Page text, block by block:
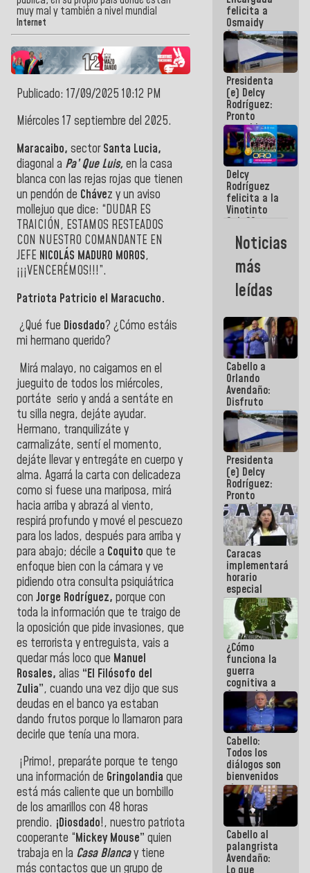
muy mal y también a nivel mundial
Internet
Publicado: 17/09/2025 10:12 PM
Miércoles 17 septiembre del 2025.
Maracaibo, sectorSanta Lucia,
diagonal a Pa’ Que Luis, en la casa
blanca con las rejas rojas que tienen
un pendón de Chávez y un aviso
mollejuo que dice: “DUDAR ES
TRAICIÓN, ESTAMOS RESTEADOS
CON NUESTRO COMANDANTE EN
JEFE NICOLÁS MADURO MOROS,
¡¡¡VENCERÉMOS!!!”.
Patriota Patricio el Maracucho.
¿Qué fue Diosdado? ¿Cómo estáis
mi hermano querido?
Mirá malayo, no caigamos en el
jueguito de todos los miércoles,
portáte serio y andá a sentáte en
tu silla negra, dejáte ayudar.
Hermano, tranquilizáte y
carmalizáte, sentí el momento,
dejáte llevar y entregáte en cuerpo y
alma. Agarrá la carta con delicadeza
como si fuese una mariposa, mirá
hacia arriba y abrazá al viento,
respirá profundo y mové el pescuezo
para los lados, después para arriba y
para abajo; décile a Coquito que te
enfoque bien con la cámara y ve
pidiendo otra consulta psiquiátrica
con Jorge Rodríguez, porque con
toda la información que te traigo de
la oposición que pide invasiones, que
es terrorista y entreguista, vais a
quedar más loco que Manuel
Rosales, alias “El Filósofo del
Zulia”, cuando una vez dijo que sus
deudas en el banco ya estaban
dando frutos porque lo llamaron para
decirle que tenía una mora.
¡Primo!, preparáte porque te tengo
una información de Gringolandia que
está más caliente que un bombillo
de los amarillos con 48 horas
prendio. ¡Diosdado!, nuestro patriota
cooperante “Mickey Mouse” quien
trabaja en la Casa Blancay tiene
más contactos que un grupo de
felicita a
Osmaidy
Arias y
Giraly
Marcano por
hacer
historia en
los
Centroamericanos
Presidenta
(e) Delcy
Rodríguez:
Pronto
restableceremos
las
operaciones
en el
Aeropuerto
Internacional
de
Maiquetía
Delcy
Rodríguez
felicita a la
Vinotinto
Sub 20
campeona
frente
México Sub
23 en los
Centroamericanos
Noticias
más
leídas
Cabello a
Orlando
Avendaño:
Disfruto
cada vez
que escribes
porque lo
que haces
es
embarrarla
Presidenta
(e) Delcy
Rodríguez:
Pronto
restableceremos
las
operaciones
en el
Aeropuerto
Internacional
de
Maiquetía
Caracas
implementará
horario
especial
para
adaptarse
al plan de
ahorro
energético
¿Cómo
funciona la
guerra
cognitiva a
favor de la
narrativa
hegemónica?
(1)
Cabello:
Todos los
diálogos son
bienvenidos
siempre que
estén en el
marco de la
Constitución
de la
República
Cabello al
palangrista
Avendaño: